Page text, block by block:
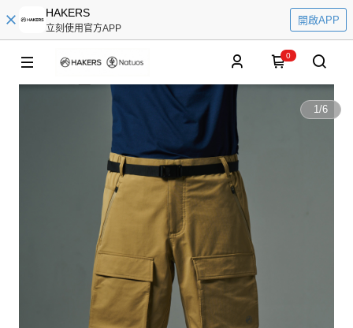
HAKERS
立刻使用官方APP
開啟APP
0
1/6